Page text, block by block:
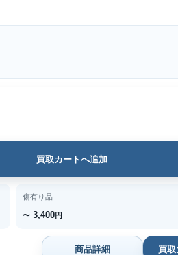
買取カートへ追加
傷有り品
〜 3,400円
商品詳細 買